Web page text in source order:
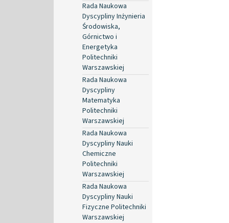
Rada Naukowa
Dyscypliny Inżynieria
Środowiska,
Górnictwo i
Energetyka
Politechniki
Warszawskiej
Rada Naukowa
Dyscypliny
Matematyka
Politechniki
Warszawskiej
Rada Naukowa
Dyscypliny Nauki
Chemiczne
Politechniki
Warszawskiej
Rada Naukowa
Dyscypliny Nauki
Fizyczne Politechniki
Warszawskiej